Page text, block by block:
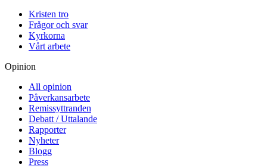
Kristen tro
Frågor och svar
Kyrkorna
Vårt arbete
Opinion
All opinion
Påverkansarbete
Remissyttranden
Debatt / Uttalande
Rapporter
Nyheter
Blogg
Press